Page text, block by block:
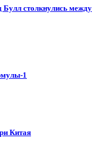
Булл столкнулись между
1
Китая